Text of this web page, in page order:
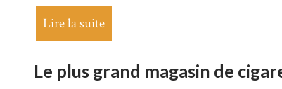
Lire la suite
Le plus grand magasin de